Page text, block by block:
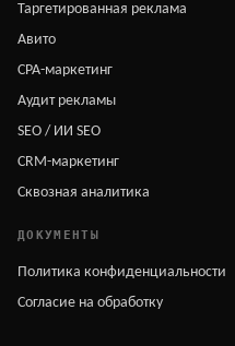
Таргетированная реклама
Авито
CPA-маркетинг
Аудит рекламы
SEO / ИИ SEO
CRM-маркетинг
Сквозная аналитика
ДОКУМЕНТЫ
Политика конфиденциальности
Согласие на обработку